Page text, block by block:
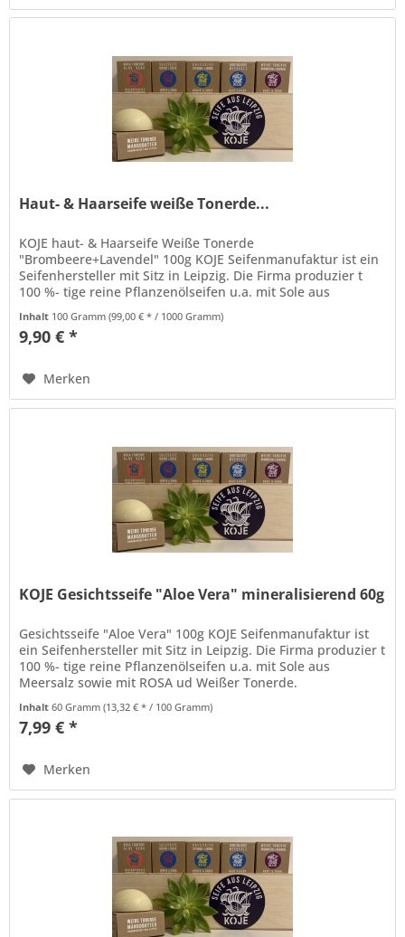
Haut- & Haarseife weiße Tonerde...
KOJE haut- & Haarseife Weiße Tonerde
"Brombeere+Lavendel" 100g KOJE Seifenmanufaktur ist ein
Seifenhersteller mit Sitz in Leipzig. Die Firma produzier t
100 %- tige reine Pflanzenölseifen u.a. mit Sole aus
Inhalt 100 Gramm(99,00 € * / 1000 Gramm)
9,90 € *
Merken
KOJE Gesichtsseife "Aloe Vera" mineralisierend 60g
Gesichtsseife "Aloe Vera" 100g KOJE Seifenmanufaktur ist
ein Seifenhersteller mit Sitz in Leipzig. Die Firma produzier t
100 %- tige reine Pflanzenölseifen u.a. mit Sole aus
Meersalz sowie mit ROSA ud Weißer Tonerde.
Inhalt60 Gramm(13,32 € * / 100 Gramm)
7,99 € *
Merken